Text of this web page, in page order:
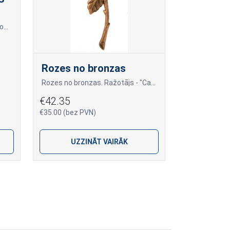
Rozes no bronzas
€42.35
€35.00 (bez PVN)
UZZINĀT VAIRĀK